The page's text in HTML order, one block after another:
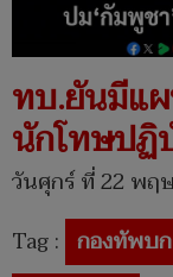
ทบ.ยันมีแ
นักโทษปฏิ
วันศุกร์ ที่ 22 พฤ
Tag : กองทัพบก